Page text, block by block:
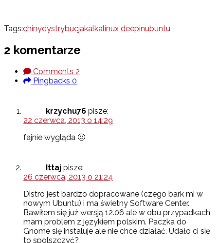
Tags:chinydystrybucjakalkalinux deepinubuntu
2 komentarze
Comments 2
Pingbacks 0
krzychu76 pisze:
22 czerwca, 2013 o 14:29
fajnie wygląda 🙂
Ittaj pisze:
26 czerwca, 2013 o 21:24
Distro jest bardzo dopracowane (czego bark mi w
nowym Ubuntu) i ma świetny Software Center.
Bawiłem się już wersją 12.06 ale w obu przypadkach
mam problem z językiem polskim. Paczka do
Gnome się instaluje ale nie chce działać. Udało ci się
to spolszczyć?